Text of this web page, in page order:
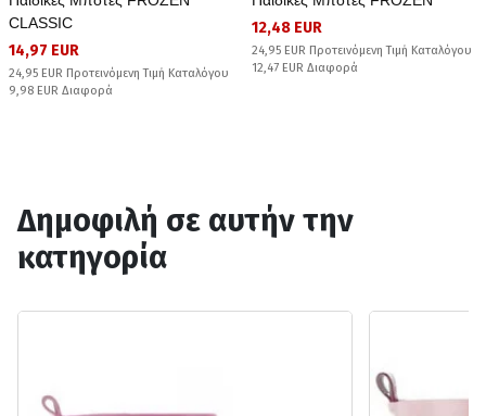
CLASSIC
14,97 EUR
24,95 EUR Προτεινόμενη Τιμή Καταλόγου
9,98 EUR Διαφορά
12,48 EUR
24,95 EUR Προτεινόμενη Τιμή Καταλόγου
12,47 EUR Διαφορά
Δημοφιλή σε αυτήν την
κατηγορία